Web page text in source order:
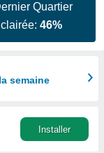
Quartier
46%
semaine
Installer